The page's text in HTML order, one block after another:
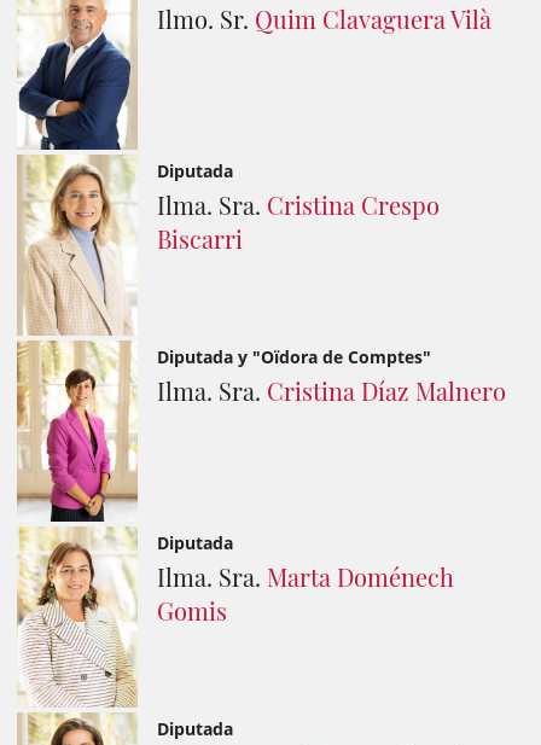
Ilmo. Sr. Quim Clavaguera Vilà
Diputada
Ilma. Sra. Cristina Crespo
Biscarri
Diputada y "Oïdora de Comptes"
Ilma. Sra. Cristina Díaz Malnero
Diputada
Ilma. Sra. Marta Doménech
Gomis
Diputada